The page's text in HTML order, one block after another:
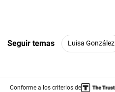
Seguir temas Luisa González
Conforme a los criterios de